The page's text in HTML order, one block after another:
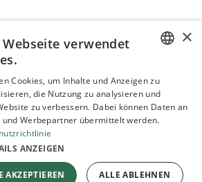
ENGLISH
×
Webseite verwendet
Cookies, um Inhalte und Anzeigen zu
die Nutzung zu analysieren und
zu verbessern. Dabei können Daten an
und Werbepartner übermittelt werden.
ANZEIGEN
AKZEPTIEREN ALLE ABLEHNEN